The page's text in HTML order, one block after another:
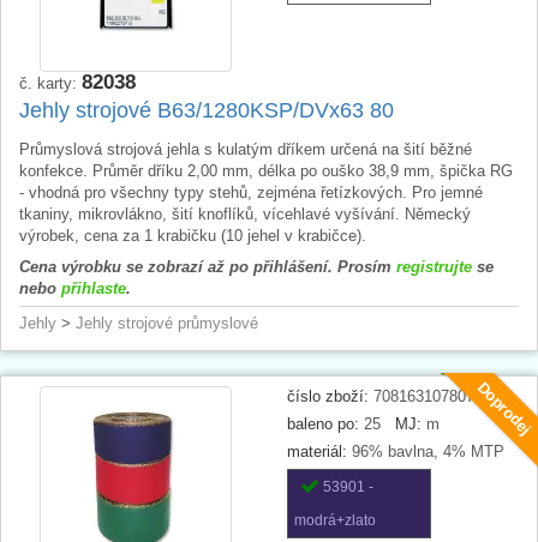
č. karty: 82038
Jehly strojové B63/1280KSP/DVx63 80
Průmyslová strojová jehla s kulatým dříkem určená na šití běžné
konfekce. Průměr dříku 2,00 mm, délka po ouško 38,9 mm, špička RG
- vhodná pro všechny typy stehů, zejména řetízkových. Pro jemné
tkaniny, mikrovlákno, šití knoflíků, vícehlavé vyšívání. Německý
výrobek, cena za 1 krabičku (10 jehel v krabičce).
Cena výrobku se zobrazí až po přihlášení. Prosím registrujte se
nebo přihlaste.
Jehly > Jehly strojové průmyslové
Doprodej
číslo zboží: 708163107807
baleno po: 25 MJ: m
materiál: 96% bavlna, 4% MTP
53901 -
modrá+zlato